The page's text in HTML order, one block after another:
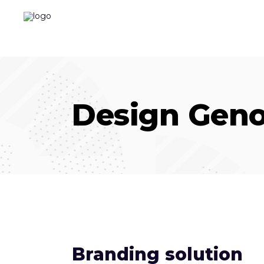
Design
Branding solution